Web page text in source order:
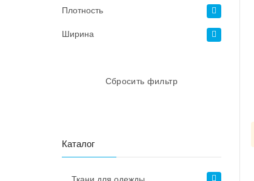
Плотность
Ширина
Сбросить фильтр
Каталог